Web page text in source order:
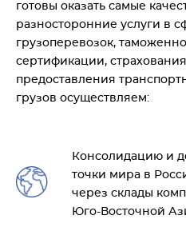
готовы оказать самые
разносторонние услуги в
грузоперевозок,
сертификации,
предоставления
грузов осуществляем:
Консолидацию и
точки мира в
через склады
Юго-Восточной